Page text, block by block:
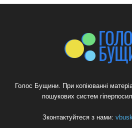
Голос Бущини. При копіюванні
пошукових систем
Зконтактуйтеся з нами: